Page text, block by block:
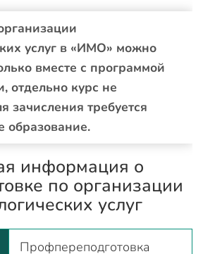
услуг в «ИМО» можно
вместе с программой
отдельно курс не
зачисления требуется
информация о
по организации
услуг
Профпереподготовка